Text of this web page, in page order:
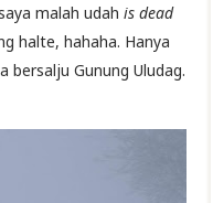
malah udah is dead
halte, hahaha. Hanya
bersalju Gunung Uludag.